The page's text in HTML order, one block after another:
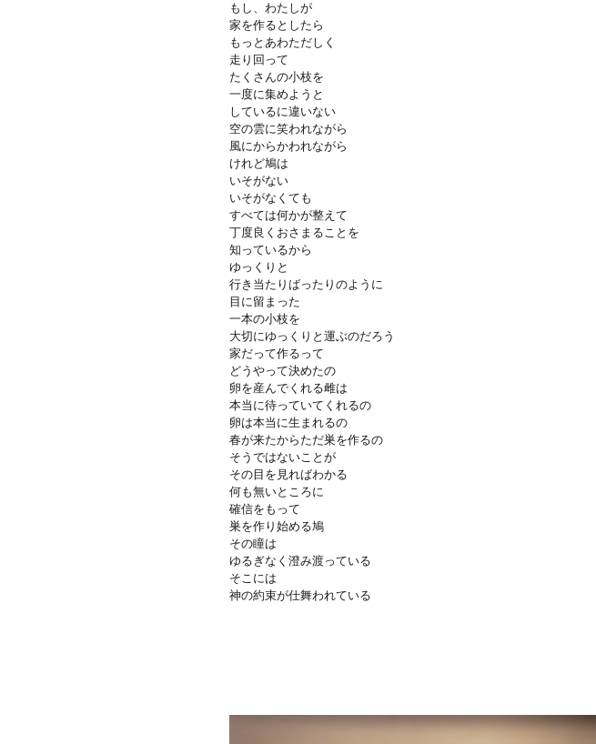
もし、わたしが
家を作るとしたら
もっとあわただしく
走り回って
たくさんの小枝を
一度に集めようと
しているに違いない
空の雲に笑われながら
風にからかわれながら
けれど鳩は
いそがない
いそがなくても
すべては何かが整えて
丁度良くおさまることを
知っているから
ゆっくりと
行き当たりばったりのように
目に留まった
一本の小枝を
大切にゆっくりと運ぶのだろう
家だって作るって
どうやって決めたの
卵を産んでくれる雌は
本当に待っていてくれるの
卵は本当に生まれるの
春が来たからただ巣を作るの
そうではないことが
その目を見ればわかる
何も無いところに
確信をもって
巣を作り始める鳩
その瞳は
ゆるぎなく澄み渡っている
そこには
神の約束が仕舞われている